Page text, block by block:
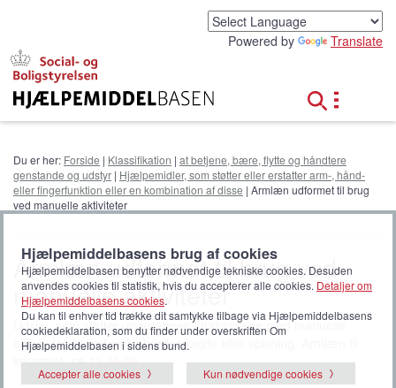
Powered by Translate
Du er her: Forside | Klassifikation | at betjene, bære, flytte og håndtere
genstande og udstyr | Hjælpemidler, som støtter eller erstatter arm-, hånd-
eller fingerfunktion eller en kombination af disse | Armlæn udformet til brug
ved manuelle aktiviteter
Armlæn udformet til brug ved
manuelle aktiviteter
Udstyr, som støtter underarmen i forbindelse med manuelle
aktiviteter, fx ved skrivebordsarbejde eller spisning. Armlæn til
kørestole, se12 25 09.
Hjælpemiddelbasens brug af cookies
Hjælpemiddelbasen benytter nødvendige tekniske cookies. Desuden
anvendes cookies til statistik, hvis du accepterer alle cookies. Detaljer om
Hjælpemiddelbasens cookies.
Du kan til enhver tid trække dit samtykke tilbage via Hjælpemiddelbasens
cookiedeklaration, som du finder under overskriften Om
Hjælpemiddelbasen i sidens bund.
Accepter alle cookies
Kun nødvendige cookies